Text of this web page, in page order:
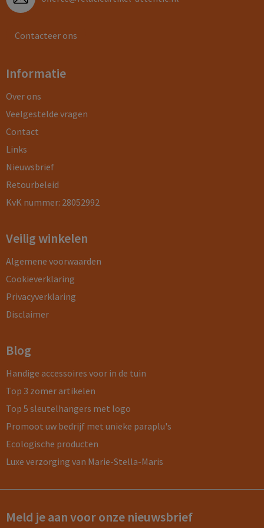
Contacteer ons
Informatie
Over ons
Veelgestelde vragen
Contact
Links
Nieuwsbrief
Retourbeleid
KvK nummer: 28052992
Veilig winkelen
Algemene voorwaarden
Cookieverklaring
Privacyverklaring
Disclaimer
Blog
Handige accessoires voor in de tuin
Top 3 zomer artikelen
Top 5 sleutelhangers met logo
Promoot uw bedrijf met unieke paraplu's
Ecologische producten
Luxe verzorging van Marie-Stella-Maris
Meld je aan voor onze nieuwsbrief